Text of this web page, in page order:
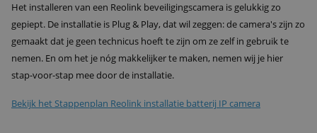
Het installeren van een Reolink beveiligingscamera is gelukkig zo
gepiept. De installatie is Plug & Play, dat wil zeggen: de camera's zijn zo
gemaakt dat je geen technicus hoeft te zijn om ze zelf in gebruik te
nemen. En om het je nóg makkelijker te maken, nemen wij je hier
stap-voor-stap mee door de installatie.
Bekijk het Stappenplan Reolink installatie batterij IP camera